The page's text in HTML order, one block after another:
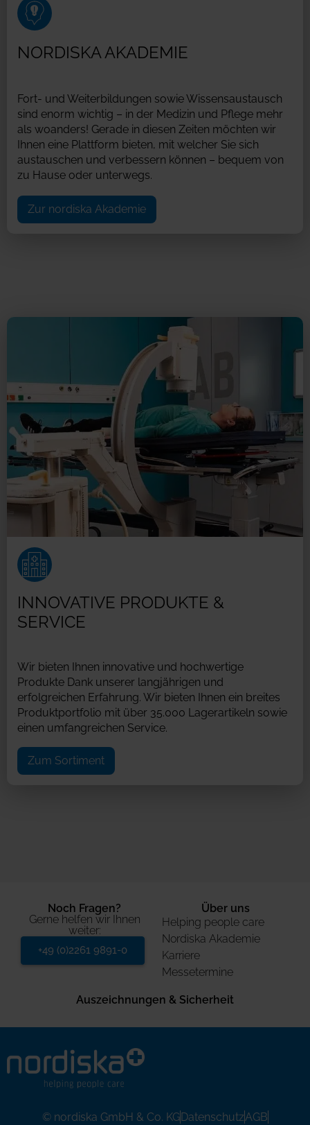
NORDISKA AKADEMIE
Fort- und Weiterbildungen sowie Wissensaustausch
sind enorm wichtig – in der Medizin und Pflege mehr
als woanders! Gerade in diesen Zeiten möchten wir
Ihnen eine Plattform bieten, mit welcher Sie sich
austauschen und verbessern können – bequem von
zu Hause oder unterwegs.
Zur nordiska Akademie
INNOVATIVE PRODUKTE &
SERVICE
Wir bieten Ihnen innovative und hochwertige
Produkte Dank unserer langjährigen und
erfolgreichen Erfahrung. Wir bieten Ihnen ein breites
Produktportfolio mit über 35.000 Lagerartikeln sowie
einen umfangreichen Service.
Zum Sortiment
Noch Fragen?
Gerne helfen wir Ihnen
weiter:
+49 (0)2261 9891-0
Über uns
Helping people care
Nordiska Akademie
Karriere
Messetermine
Auszeichnungen & Sicherheit
© nordiska GmbH & Co. KGDatenschutzAGB